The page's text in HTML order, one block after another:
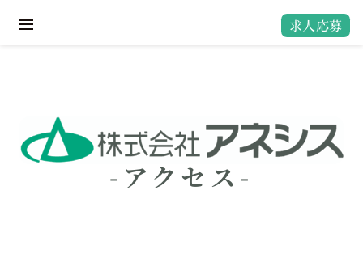
Toggle
会社案内
業務内容
求人応募
-アクセス-